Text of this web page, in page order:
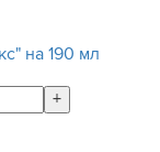
на 190 мл
+